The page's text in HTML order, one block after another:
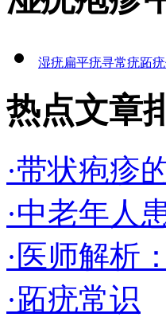
湿疣扁平疣寻常疣跖疣
热点文章
·带状疱疹
·中老年人
·医师解析
·跖疣常识